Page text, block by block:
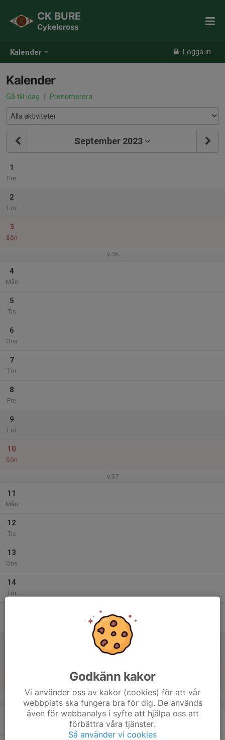
Kalender Logga in
CK BURE
Cykelcross
Kalender
Gå till idag | Prenumerera
September 2023
1
Fre
2
Lör
3
Sön
v.36
4
Mån
5
Tis
6
Ons
7
Tor
8
Fre
9
Lör
10
Sön
v.37
11
Mån
12
Tis
13
Ons
14
Tor
v.38
Godkänn kakor
Vi använder oss av kakor (cookies) för att vår
webbplats ska fungera bra för dig. De används
även för webbanalys i syfte att hjälpa oss att
förbättra våra tjänster.
Så använder vi cookies